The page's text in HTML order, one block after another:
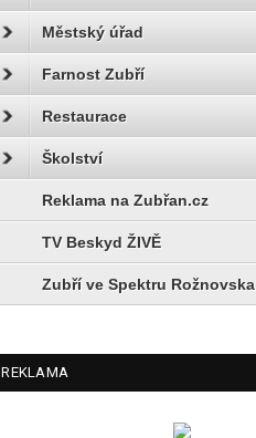
Městský úřad
Farnost Zubří
Restaurace
Školství
Reklama na Zubřan.cz
TV Beskyd ŽIVĚ
Zubří ve Spektru Rožnovska
REKLAMA